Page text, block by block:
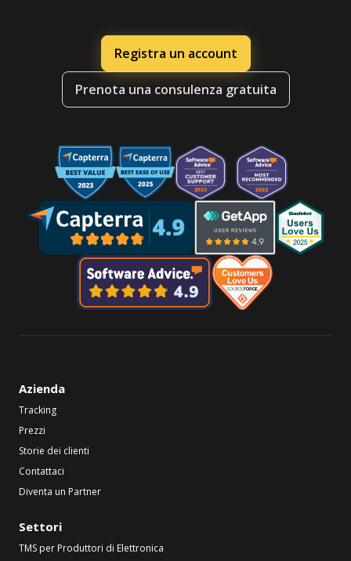
Registra un account
Prenota una consulenza gratuita
Azienda
Tracking
Prezzi
Storie dei clienti
Contattaci
Diventa un Partner
Settori
TMS per Produttori di Elettronica